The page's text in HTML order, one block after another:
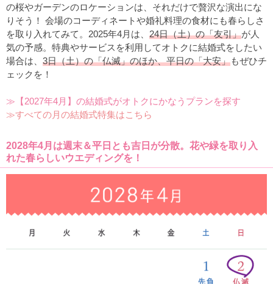
の桜やガーデンのロケーションは、それだけで贅沢な演出にな
りそう！ 会場のコーディネートや婚礼料理の食材にも春らしさ
を取り入れてみて。2025年4月は、 24日（土）の「友引」が人
気の予感。特典やサービスを利用してオトクに結婚式をしたい
場合は、 3日（土）の「仏滅」のほか、平日の「大安」もぜひチ
ェックを！
≫【2027年4月】の結婚式がオトクにかなうプランを探す
≫すべての月の結婚式特集はこちら
2028年4月は週末＆平日とも吉日が分散。花や緑を取り入
れた春らしいウエディングを！